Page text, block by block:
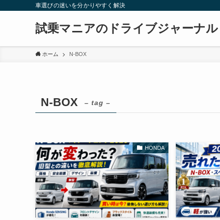
車選びの迷いを分かりやすく解決
試乗マニアのドライブジャーナル
ホーム N-BOX
N-BOX – tag –
HONDA